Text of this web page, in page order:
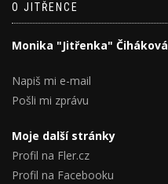
O JITŘENCE
Monika "Jitřenka" Čiháková
Napiš mi e-mail
Pošli mi zprávu
Moje další stránky
Profil na Fler.cz
Profil na Facebooku